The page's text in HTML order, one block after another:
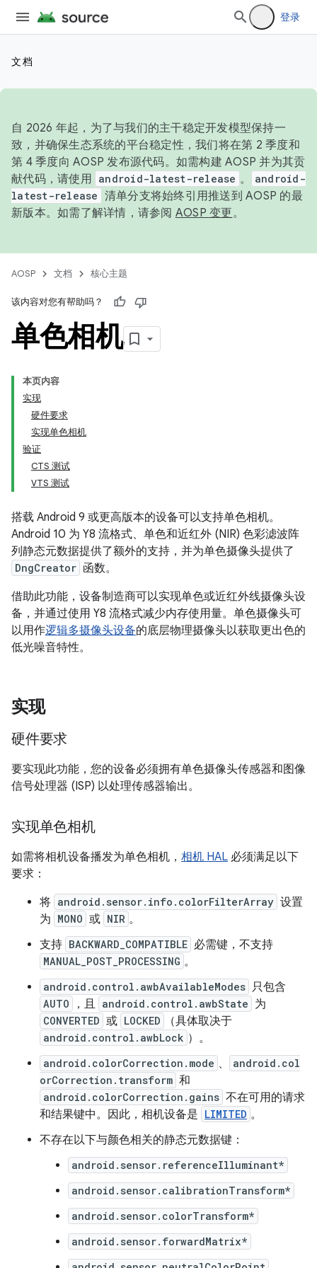
登录
文档
自 2026 年起，为了与我们的主干稳定开发模型保持一
致，并确保生态系统的平台稳定性，我们将在第 2 季度和
第 4 季度向 AOSP 发布源代码。如需构建 AOSP 并为其贡
献代码，请使用 android-latest-release 。
android-
latest-release 清单分支将始终引用推送到 AOSP 的最
新版本。如需了解详情，请参阅 AOSP 变更。
AOSP 文档 核心主题
该内容对您有帮助吗？
单色相机
本页内容
实现
硬件要求
实现单色相机
验证
CTS 测试
VTS 测试
搭载 Android 9 或更高版本的设备可以支持单色相机。
Android 10 为 Y8 流格式、单色和近红外 (NIR) 色彩滤波阵
列静态元数据提供了额外的支持，并为单色摄像头提供了
DngCreator 函数。
借助此功能，设备制造商可以实现单色或近红外线摄像头设
备，并通过使用 Y8 流格式减少内存使用量。单色摄像头可
以用作逻辑多摄像头设备的底层物理摄像头以获取更出色的
低光噪音特性。
实现
硬件要求
要实现此功能，您的设备必须拥有单色摄像头传感器和图像
信号处理器 (ISP) 以处理传感器输出。
实现单色相机
如需将相机设备播发为单色相机， 相机 HAL 必须满足以下
要求：
将 android.sensor.info.colorFilterArray 设置
为 MONO 或 NIR 。
支持 BACKWARD_COMPATIBLE 必需键，不支持
MANUAL_POST_PROCESSING 。
android.control.awbAvailableModes 只包含
AUTO ，且 android.control.awbState 为
CONVERTED 或 LOCKED （具体取决于
android.control.awbLock ）。
android.colorCorrection.mode 、
android.col
orCorrection.transform 和
android.colorCorrection.gains 不在可用的请求
和结果键中。因此，相机设备是 LIMITED 。
不存在以下与颜色相关的静态元数据键：
android.sensor.referenceIlluminant*
android.sensor.calibrationTransform*
android.sensor.colorTransform*
android.sensor.forwardMatrix*